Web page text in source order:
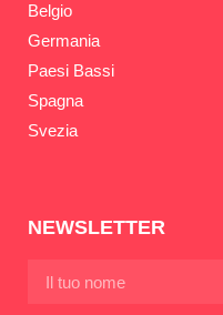
Belgio
Germania
Paesi Bassi
Spagna
Svezia
NEWSLETTER